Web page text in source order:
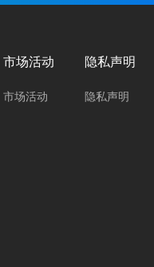
市场活动
市场活动
隐私声明
隐私声明